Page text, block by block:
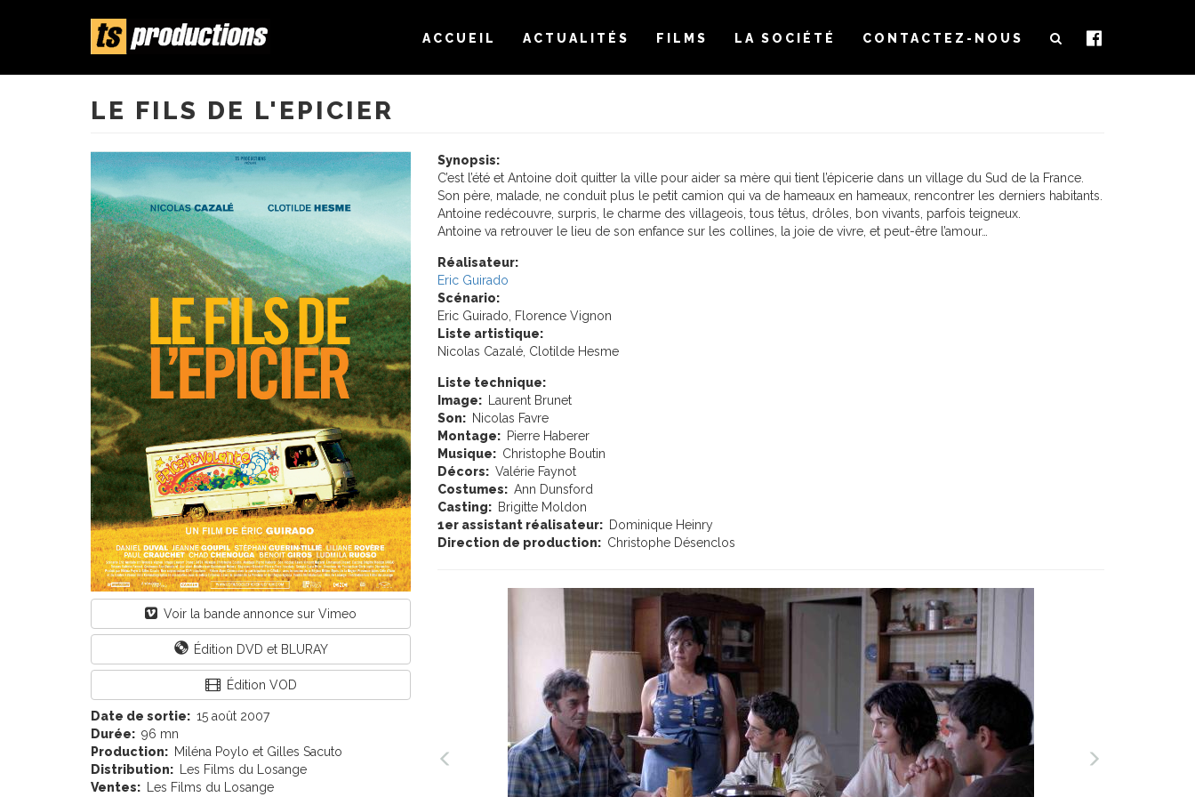
ACCUEIL ACTUALITÉS FILMS LA SOCIÉTÉ CONTACTEZ-NOUS
LE FILS DE L'EPICIER
Voir la bande annonce sur Vimeo
Édition DVD et BLURAY
Édition VOD
Date de sortie: 15 août 2007
Durée: 96 mn
Production: Miléna Poylo et Gilles Sacuto
Distribution:
Les Films du Losange
Ventes:
Les Films du Losange
Synopsis:
C’est l’été et Antoine doit quitter la ville pour aider sa mère qui tient l’épicerie dans un village du Sud de la France.
Son père, malade, ne conduit plus le petit camion qui va de hameaux en hameaux, rencontrer les derniers habitants.
Antoine redécouvre, surpris, le charme des villageois, tous têtus, drôles, bon vivants, parfois teigneux.
Antoine va retrouver le lieu de son enfance sur les collines, la joie de vivre, et peut-être l’amour…
Réalisateur:
Eric Guirado
Scénario:
Eric Guirado, Florence Vignon
Liste artistique:
Nicolas Cazalé, Clotilde Hesme
Liste technique:
Image:
Laurent Brunet
Son: Nicolas Favre
Montage: Pierre Haberer
Musique: Christophe Boutin
Décors: Valérie Faynot
Costumes: Ann Dunsford
Casting: Brigitte Moldon
1er assistant réalisateur: Dominique Heinry
Direction de production: Christophe Désenclos